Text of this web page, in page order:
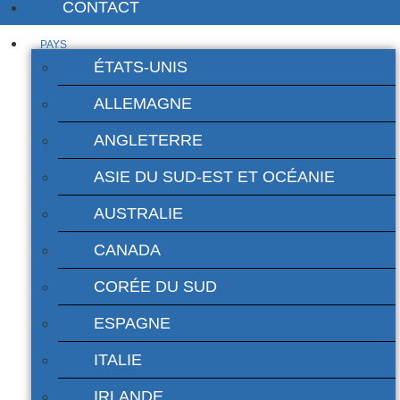
CONTACT
PAYS
ÉTATS-UNIS
ALLEMAGNE
ANGLETERRE
ASIE DU SUD-EST ET OCÉANIE
AUSTRALIE
CANADA
CORÉE DU SUD
ESPAGNE
ITALIE
IRLANDE